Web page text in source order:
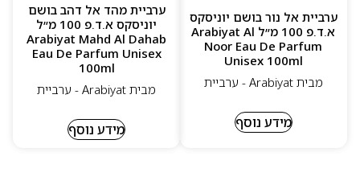
ערביית אל נור בושם יוניסקס
א.ד.פ 100 מ״ל Arabiyat Al
Noor Eau De Parfum
Unisex 100ml
מבית Arabiyat - ערביית
מידע נוסף
ערביית מהד אל דהב בושם
יוניסקס א.ד.פ 100 מ״ל
Arabiyat Mahd Al Dahab
Eau De Parfum Unisex
100ml
מבית Arabiyat - ערביית
מידע נוסף